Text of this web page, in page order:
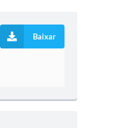
Baixar